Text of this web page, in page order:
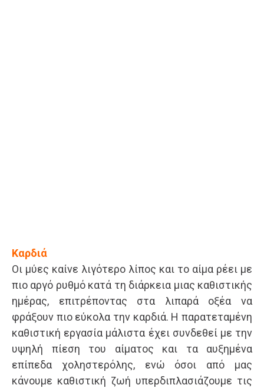
Καρδιά
Οι μύες καίνε λιγότερο λίπος και το αίμα ρέει με
πιο αργό ρυθμό κατά τη διάρκεια μιας καθιστικής
ημέρας, επιτρέποντας στα λιπαρά οξέα να
φράξουν πιο εύκολα την καρδιά. Η παρατεταμένη
καθιστική εργασία μάλιστα έχει συνδεθεί με την
υψηλή πίεση του αίματος και τα αυξημένα
επίπεδα χοληστερόλης, ενώ όσοι από μας
κάνουμε καθιστική ζωή υπερδιπλασιάζουμε τις